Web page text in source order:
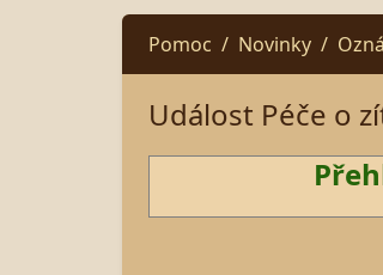
Pomoc Novinky
Událost Péče o